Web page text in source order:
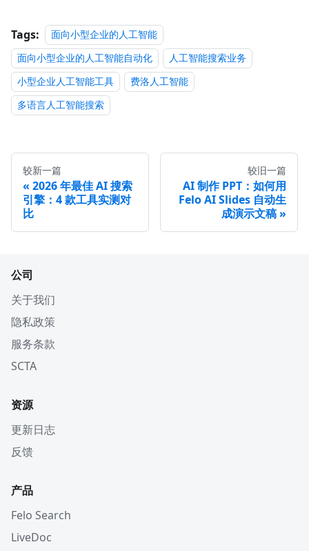
Tags:
面向小型企业的人工智能
面向小型企业的人工智能自动化
人工智能搜索业务
小型企业人工智能工具
费洛人工智能
多语言人工智能搜索
较新一篇
2026 年最佳 AI 搜索
引擎：4 款工具实测对
比
较旧一篇
AI 制作 PPT：如何用
Felo AI Slides 自动生
成演示文稿
公司
关于我们
隐私政策
服务条款
SCTA
资源
更新日志
反馈
产品
Felo Search
LiveDoc